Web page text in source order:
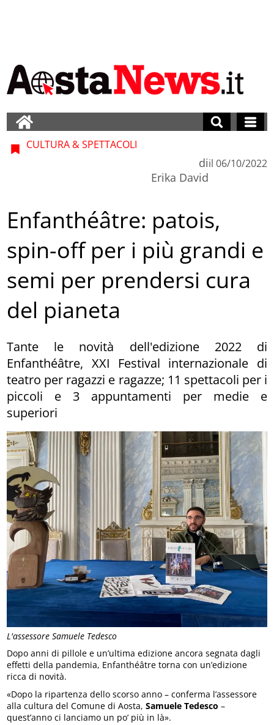
L'assessore Samuele Tedesco
CULTURA & SPETTACOLI
di
Erika David
il 06/10/2022
Enfanthéâtre: patois,
spin-off per i più grandi e
semi per prendersi cura
del pianeta
Tante le novità dell'edizione 2022 di
Enfanthéâtre, XXI Festival internazionale di
teatro per ragazzi e ragazze; 11 spettacoli per i
piccoli e 3 appuntamenti per medie e
superiori
Dopo anni di pillole e un’ultima edizione ancora segnata dagli
effetti della pandemia, Enfanthéâtre torna con un’edizione
ricca di novità.
«Dopo la ripartenza dello scorso anno – conferma l’assessore
alla cultura del Comune di Aosta,Samuele Tedesco –
quest’anno ci lanciamo un po’ più in là».